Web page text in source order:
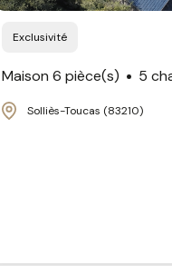
Exclusivité
Maison 6 pièce(s) 5
Solliès-Toucas (83210)